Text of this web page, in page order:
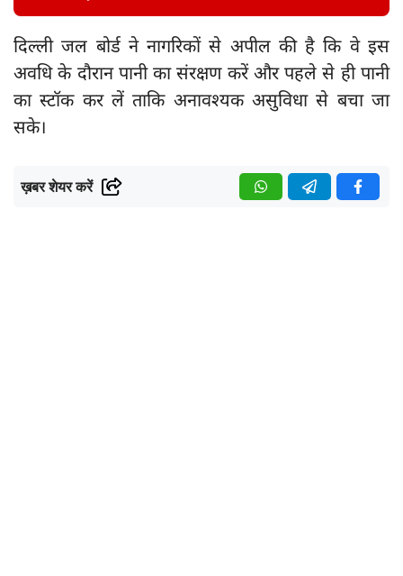
दिल्ली जल बोर्ड ने नागरिकों से अपील की है कि वे इस
अवधि के दौरान पानी का संरक्षण करें और पहले से ही पानी
का स्टॉक कर लें ताकि अनावश्यक असुविधा से बचा जा
सके।
ख़बर शेयर करें